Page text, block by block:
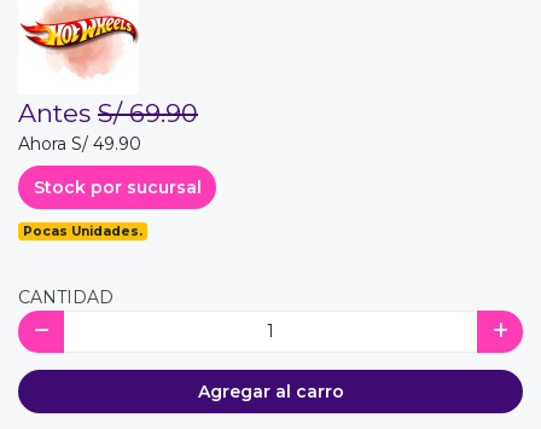
Antes S/ 69.90
Ahora S/ 49.90
Stock por sucursal
Pocas Unidades.
CANTIDAD
Agregar al carro